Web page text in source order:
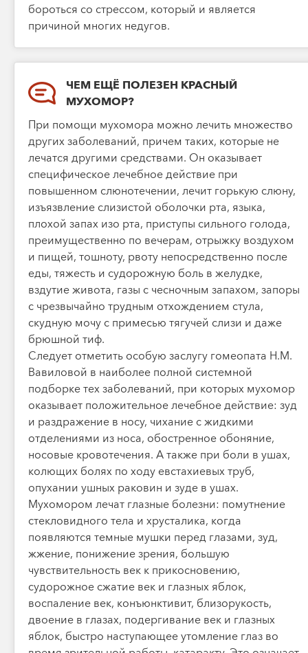
бороться со стрессом, который и является
причиной многих недугов.
ЧЕМ ЕЩЁ ПОЛЕЗЕН КРАСНЫЙ
МУХОМОР?
При помощи мухомора можно лечить множество
других заболеваний, причем таких, которые не
лечатся другими средствами. Он оказывает
специфическое лечебное действие при
повышенном слюнотечении, лечит горькую слюну,
изъязвление слизистой оболочки рта, языка,
плохой запах изо рта, приступы сильного голода,
преимущественно по вечерам, отрыжку воздухом
и пищей, тошноту, рвоту непосредственно после
еды, тяжесть и судорожную боль в желудке,
вздутие живота, газы с чесночным запахом, запоры
с чрезвычайно трудным отхождением стула,
скудную мочу с примесью тягучей слизи и даже
брюшной тиф.
Следует отметить особую заслугу гомеопата Н.М.
Вавиловой в наиболее полной системной
подборке тех заболеваний, при которых мухомор
оказывает положительное лечебное действие: зуд
и раздражение в носу, чихание с жидкими
отделениями из носа, обостренное обоняние,
носовые кровотечения. А также при боли в ушах,
колющих болях по ходу евстахиевых труб,
опухании ушных раковин и зуде в ушах.
Мухомором лечат глазные болезни: помутнение
стекловидного тела и хрусталика, когда
появляются темные мушки перед глазами, зуд,
жжение, понижение зрения, большую
чувствительность век к прикосновению,
судорожное сжатие век и глазных яблок,
воспаление век, конъюнктивит, близорукость,
двоение в глазах, подергивание век и глазных
яблок, быстро наступающее утомление глаз во